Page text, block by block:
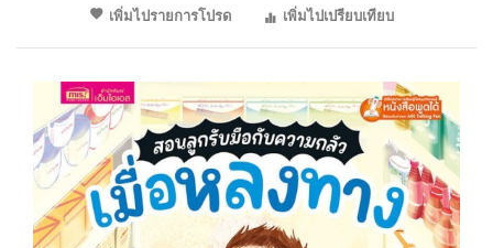
เพิ่มไปรายการโปรด
เพิ่มไปเปรียบเทียบ